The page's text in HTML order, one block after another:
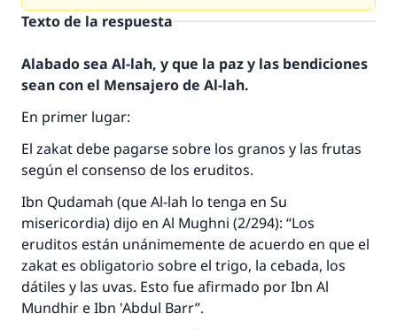
Texto de la respuesta
Alabado sea Al-lah, y que la paz y las bendiciones
sean con el Mensajero de Al-lah.
En primer lugar:
El zakatdebe pagarse sobre los granos y las frutas
según el consenso de los eruditos.
Ibn Qudamah (que Al-lah lo tenga en Su
misericordia) dijo en Al Mughni (2/294): “Los
eruditos están unánimemente de acuerdo en que el
zakat es obligatorio sobre el trigo, la cebada, los
dátiles y las uvas. Esto fue afirmado por Ibn Al
Mundhir e Ibn 'Abdul Barr”.